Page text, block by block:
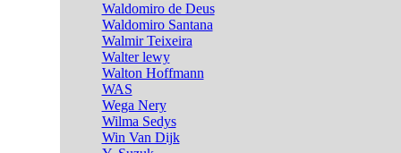
Waldomiro de Deus
Waldomiro Santana
Walmir Teixeira
Walter lewy
Walton Hoffmann
WAS
Wega Nery
Wilma Sedys
Win Van Dijk